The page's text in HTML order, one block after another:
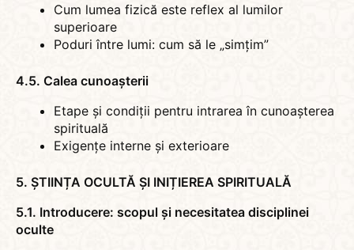
Cum lumea fizică este reflex al lumilor
superioare
Poduri între lumi: cum să le „simțim”
4.5. Calea cunoașterii
Etape și condiții pentru intrarea în cunoașterea
spirituală
Exigențe interne și exterioare
5. ȘTIINȚA OCULTĂ ȘI INIȚIEREA SPIRITUALĂ
5.1. Introducere: scopul și necesitatea disciplinei
oculte